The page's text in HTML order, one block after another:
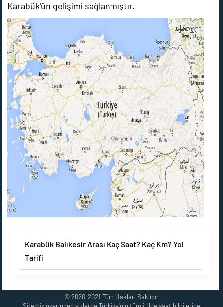
Karabük'ün gelişimi sağlanmıştır.
Karabük Balıkesir Arası Kaç Saat? Kaç Km? Yol
Tarifi
© 2020-2021 Tüm Hakları Saklıdır